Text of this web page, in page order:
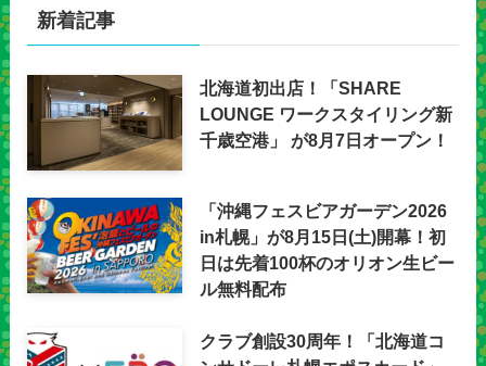
新着記事
北海道初出店！「SHARE
LOUNGE ワークスタイリング新
千歳空港」 が8月7日オープン！
「沖縄フェスビアガーデン2026
in札幌」が8月15日(土)開幕！初
日は先着100杯のオリオン生ビー
ル無料配布
クラブ創設30周年！「北海道コ